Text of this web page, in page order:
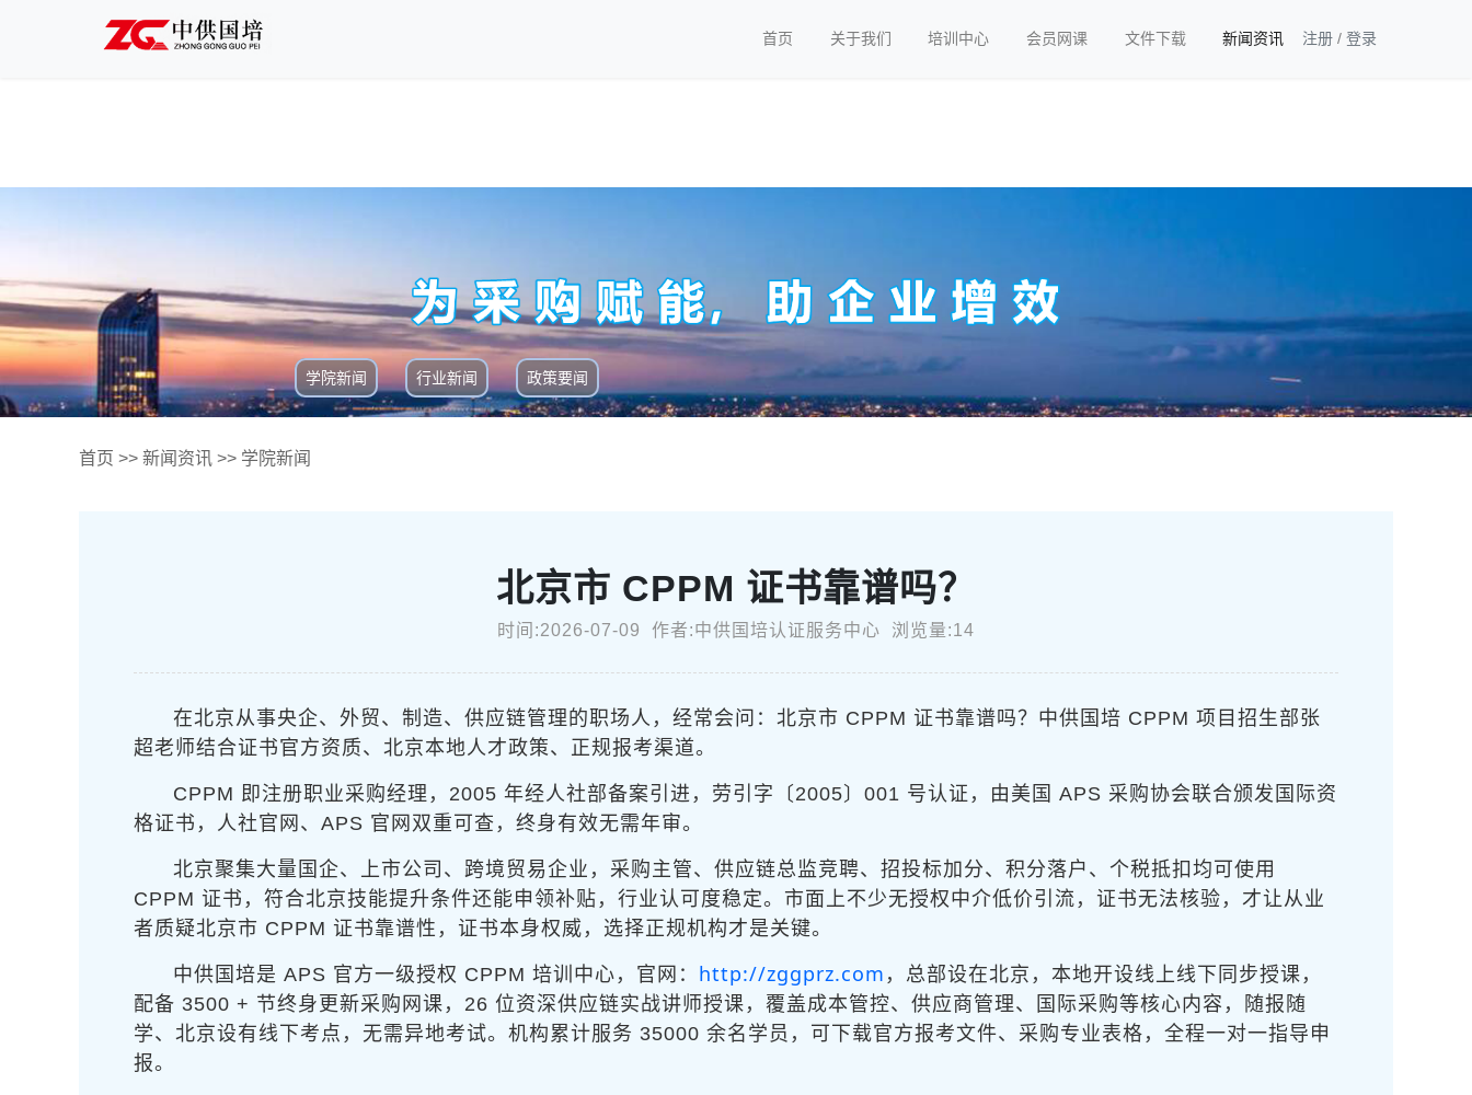
首页 关于我们 培训中心 会员网课 文件下载 新闻资讯 注册 / 登录
学院新闻 行业新闻 政策要闻
首页 >> 新闻资讯 >> 学院新闻
北京市 CPPM 证书靠谱吗？
时间:2026-07-09 作者:中供国培认证服务中心 浏览量:14
在北京从事央企、外贸、制造、供应链管理的职场人，经常会问：北京市 CPPM 证书靠谱吗？中供国培 CPPM 项目招生部张
超老师结合证书官方资质、北京本地人才政策、正规报考渠道。
CPPM 即注册职业采购经理，2005 年经人社部备案引进，劳引字〔2005〕001 号认证，由美国 APS 采购协会联合颁发国际资
格证书，人社官网、APS 官网双重可查，终身有效无需年审。
北京聚集大量国企、上市公司、跨境贸易企业，采购主管、供应链总监竞聘、招投标加分、积分落户、个税抵扣均可使用
CPPM 证书，符合北京技能提升条件还能申领补贴，行业认可度稳定。市面上不少无授权中介低价引流，证书无法核验，才让从业
者质疑北京市 CPPM 证书靠谱性，证书本身权威，选择正规机构才是关键。
中供国培是 APS 官方一级授权 CPPM 培训中心，官网： http://zggprz.com ，总部设在北京，本地开设线上线下同步授课，
配备 3500 + 节终身更新采购网课，26 位资深供应链实战讲师授课，覆盖成本管控、供应商管理、国际采购等核心内容，随报随
学、北京设有线下考点，无需异地考试。机构累计服务 35000 余名学员，可下载官方报考文件、采购专业表格，全程一对一指导申
报。